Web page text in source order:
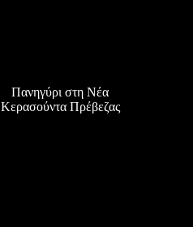
Πανηγύρι στη Νέα
Κερασούντα Πρέβεζας